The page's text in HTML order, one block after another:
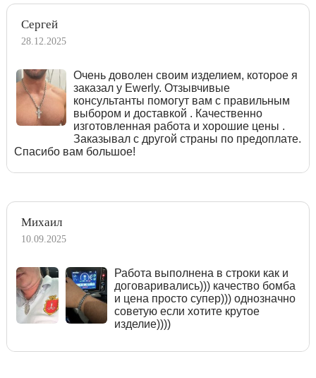
Сергей
28.12.2025
Очень доволен своим изделием, которое я
заказал у Ewerly. Отзывчивые
консультанты помогут вам с правильным
выбором и доставкой . Качественно
изготовленная работа и хорошие цены .
Заказывал с другой страны по предоплате.
Спасибо вам большое!
Михаил
10.09.2025
Работа выполнена в строки как и
договаривались))) качество бомба
и цена просто супер))) однозначно
советую если хотите крутое
изделие))))